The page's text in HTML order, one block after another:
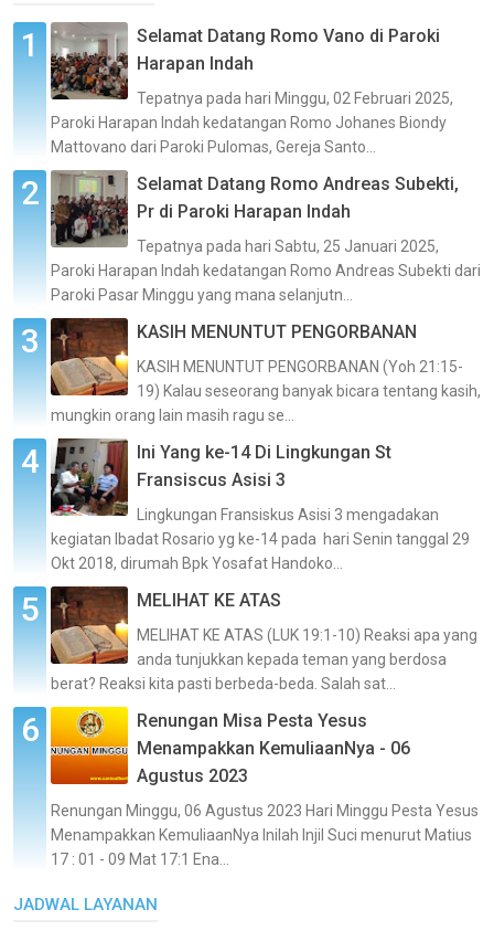
Selamat Datang Romo Vano di Paroki
Harapan Indah
Tepatnya pada hari Minggu, 02 Februari 2025,
Paroki Harapan Indah kedatangan Romo Johanes Biondy
Mattovano dari Paroki Pulomas, Gereja Santo...
Selamat Datang Romo Andreas Subekti,
Pr di Paroki Harapan Indah
Tepatnya pada hari Sabtu, 25 Januari 2025,
Paroki Harapan Indah kedatangan Romo Andreas Subekti dari
Paroki Pasar Minggu yang mana selanjutn...
KASIH MENUNTUT PENGORBANAN
KASIH MENUNTUT PENGORBANAN (Yoh 21:15-
19) Kalau seseorang banyak bicara tentang kasih,
mungkin orang lain masih ragu se...
Ini Yang ke-14 Di Lingkungan St
Fransiscus Asisi 3
Lingkungan Fransiskus Asisi 3 mengadakan
kegiatan Ibadat Rosario yg ke-14 pada hari Senin tanggal 29
Okt 2018, dirumah Bpk Yosafat Handoko...
MELIHAT KE ATAS
MELIHAT KE ATAS (LUK 19:1-10) Reaksi apa yang
anda tunjukkan kepada teman yang berdosa
berat? Reaksi kita pasti berbeda-beda. Salah sat...
Renungan Misa Pesta Yesus
Menampakkan KemuliaanNya - 06
Agustus 2023
Renungan Minggu, 06 Agustus 2023 Hari Minggu Pesta Yesus
Menampakkan KemuliaanNya Inilah Injil Suci menurut Matius
17 : 01 - 09 Mat 17:1 Ena...
JADWAL LAYANAN